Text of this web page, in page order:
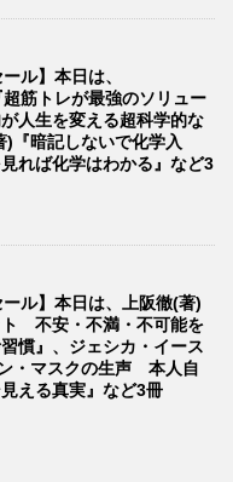
ル】本日は、
筋トレが最強のソリュー
人生を変える超科学的な
)『暗記しないで化学入
ば化学はわかる』など3
ル】本日は、上阪徹(著)
ト 不安・不満・不可能を
慣』、ジェシカ・イース
・マスクの生声 本人自
える真実』など3冊